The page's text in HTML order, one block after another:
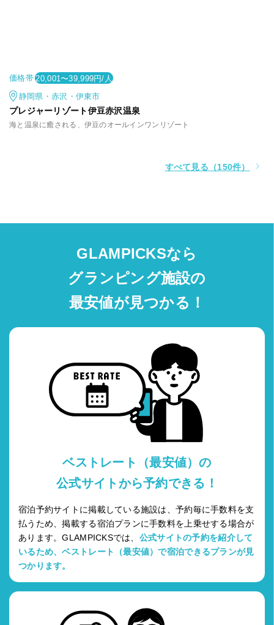
価格帯 20,001〜39,999円/人
静岡県・赤沢・伊東市
プレジャーリゾート伊豆赤沢温泉
海と温泉に癒される、伊豆のオールインワンリゾート
すべて見る（150件）
GLAMPICKSなら
グランピング施設の
最安値が見つかる！
ベストレート（最安値）の
公式サイトから予約できる！
宿泊予約サイトに掲載している施設は、予約毎に手数料を支
払うため、掲載する宿泊プランに手数料を上乗せする場合が
あります。GLAMPICKSでは、 公式サイトの予約を紹介して
いるため、ベストレート（最安値）で宿泊できるプランが見
つかります。